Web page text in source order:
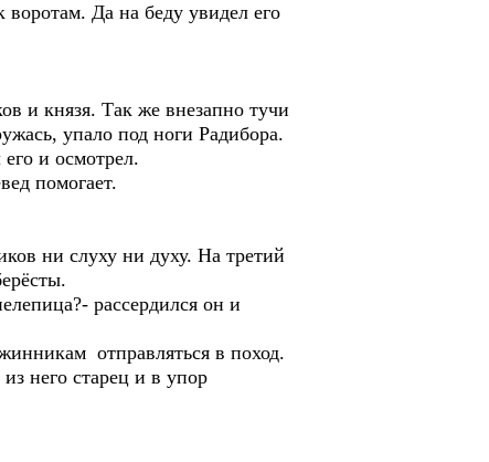
Да на беду увидел его
и князя. Так же внезапно тучи
упало под ноги Радибора.
и осмотрел.
помогает.
ни слуху ни духу. На третий
рассердился он и
отправляться в поход.
него старец и в упор